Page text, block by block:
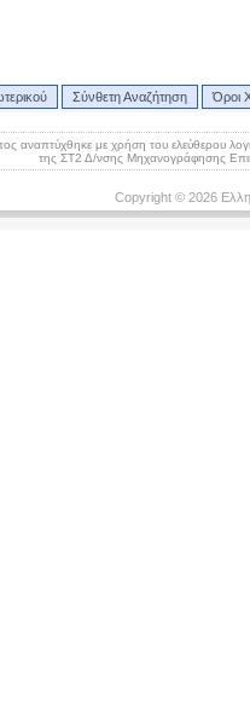
Σύνθετη Αναζήτηση Όροι
αναπτύχθηκε με χρήση του ελεύθερου
της ΣΤ2 Δ/νσης Μηχανογράφησης
Copyright © 2026